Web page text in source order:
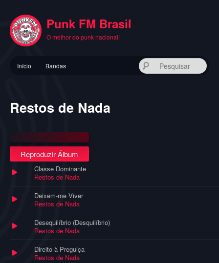
conteúdo
principal
Punk FM Brasil
O melhor do punk nacional!
principal
Início Bandas
Restos de Nada
Reproduzir Álbum
Classe Dominante
Restos de Nada
Deixem-me Viver
Restos de Nada
Desequilíbrio (Desquilíbrio)
Restos de Nada
Direito à Preguiça
Restos de Nada